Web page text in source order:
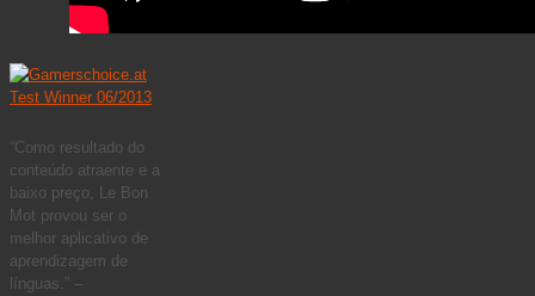
“Como resultado do
conteúdo atraente e a
baixo preço, Le Bon
Mot provou ser o
melhor aplicativo de
aprendizagem de
línguas.” –